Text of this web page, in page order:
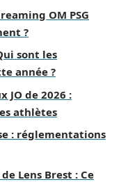
OM PSG
?
sont les
année ?
JO de 2026 :
athlètes
: réglementations
Lens Brest : Ce